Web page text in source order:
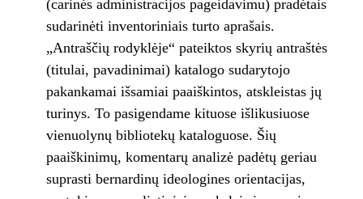
(carinės administracijos pageidavimu) pradėtais
sudarinėti inventoriniais turto aprašais.
„Antraščių rodyklėje“ pateiktos skyrių antraštės
(titulai, pavadinimai) katalogo sudarytojo
pakankamai išsamiai paaiškintos, atskleistas jų
turinys. To pasigendame kituose išlikusiuose
vienuolynų bibliotekų kataloguose. Šių
paaiškinimų, komentarų analizė padėtų geriau
suprasti bernardinų ideologines orientacijas,